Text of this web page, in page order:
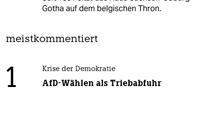
Gotha auf dem belgischen Thron.
meistkommentiert
1 Krise der Demokratie
AfD-Wählen als Triebabfuhr